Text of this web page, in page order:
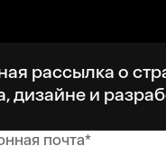
рассылка о
дизайне и
почта*